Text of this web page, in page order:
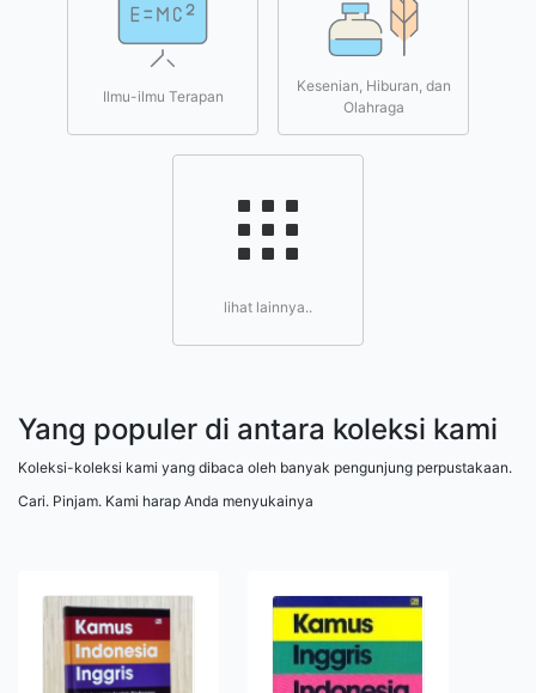
Ilmu-ilmu Terapan
Kesenian, Hiburan, dan
Olahraga
lihat lainnya..
Yang populer di antara koleksi kami
Koleksi-koleksi kami yang dibaca oleh banyak pengunjung perpustakaan.
Cari. Pinjam. Kami harap Anda menyukainya